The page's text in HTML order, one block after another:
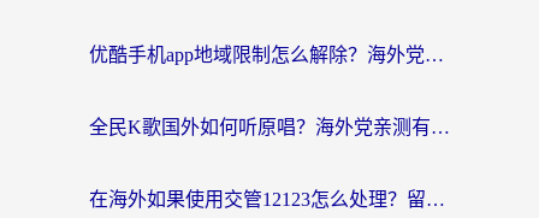
优酷手机app地域限制怎么解除？海外党亲测有效的追剧方案
全民K歌国外如何听原唱？海外党亲测有效的回国加速器选择指南
在海外如果使用交管12123怎么处理？留学生亲测有效的回国加速方案